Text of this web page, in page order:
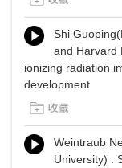
Shi
and Harvard
ionizing radiation
development
Weintraub
University) :